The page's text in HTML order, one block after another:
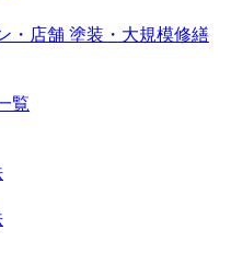
・店舗 塗装・大規模修繕
覧